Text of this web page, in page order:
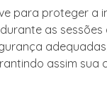
para proteger a
as
assim sua